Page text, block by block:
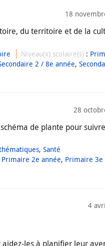
18
du territoire et de la
Niveau(x) scolaire(s) :
2 / 8e année,
28
de plante pour
,Santé
Primaire 2e année, Primaire 3e
4
aidez-les à planifier leur